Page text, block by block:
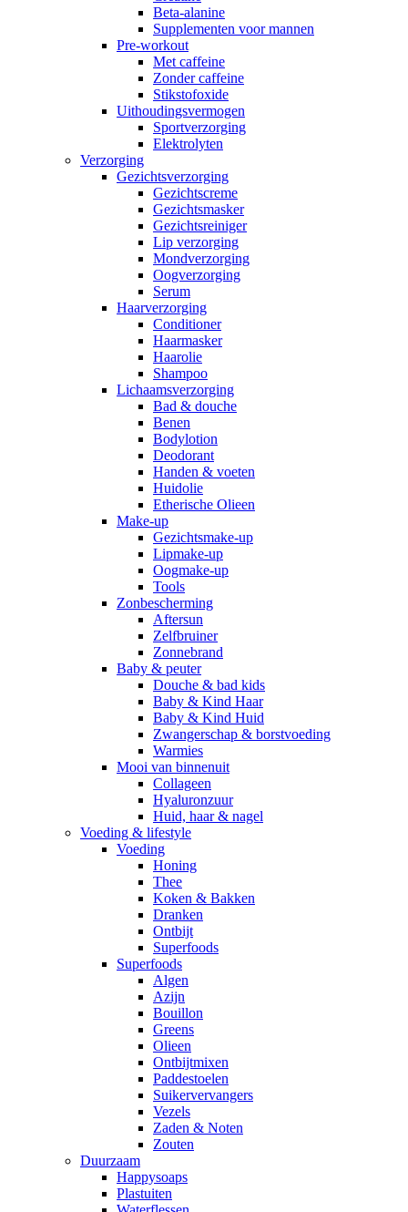
Beta-alanine
Supplementen voor mannen
Pre-workout
Met caffeine
Zonder caffeine
Stikstofoxide
Uithoudingsvermogen
Sportverzorging
Elektrolyten
Verzorging
Gezichtsverzorging
Gezichtscreme
Gezichtsmasker
Gezichtsreiniger
Lip verzorging
Mondverzorging
Oogverzorging
Serum
Haarverzorging
Conditioner
Haarmasker
Haarolie
Shampoo
Lichaamsverzorging
Bad & douche
Benen
Bodylotion
Deodorant
Handen & voeten
Huidolie
Etherische Olieen
Make-up
Gezichtsmake-up
Lipmake-up
Oogmake-up
Tools
Zonbescherming
Aftersun
Zelfbruiner
Zonnebrand
Baby & peuter
Douche & bad kids
Baby & Kind Haar
Baby & Kind Huid
Zwangerschap & borstvoeding
Warmies
Mooi van binnenuit
Collageen
Hyaluronzuur
Huid, haar & nagel
Voeding & lifestyle
Voeding
Honing
Thee
Koken & Bakken
Dranken
Ontbijt
Superfoods
Superfoods
Algen
Azijn
Bouillon
Greens
Olieen
Ontbijtmixen
Paddestoelen
Suikervervangers
Vezels
Zaden & Noten
Zouten
Duurzaam
Happysoaps
Plastuiten